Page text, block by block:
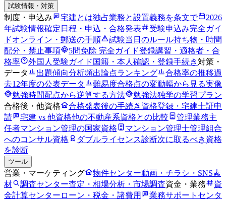
試験情報・対策
制度・申込み 宅建とは独占業務と設置義務を条文で
2026
年試験情報確定日程・申込・合格発表
受験申込み完全ガイ
ドオンライン・郵送の手順 試験当日のルール持ち物・時間
配分・禁止事項
5問免除 完全ガイド登録講習・適格者・合
格率
外国人受験ガイド 国籍・本人確認・登録手続き対策・
データ
出題傾向分析頻出論点ランキング 合格率の推移過
去12年度の公表データ
難易度合格点の変動幅から見る実像
勉強時間配点から逆算する方法 勉強法独学の学習プラン
合格後・他資格
合格発表後の手続き 資格登録・宅建士証申
請
宅建 vs 他資格他の不動産系資格との比較
管理業務主
任者マンション管理の国家資格 マンション管理士管理組合
へのコンサル資格
ダブルライセンス診断次に取るべき資格
を診断
ツール
営業・マーケティング 物件センター動画・チラシ・SNS素
材
調査センター査定・相場分析・市場調査資金・業務
資
金計算センター ローン・税金・諸費用
業務サポートセンタ